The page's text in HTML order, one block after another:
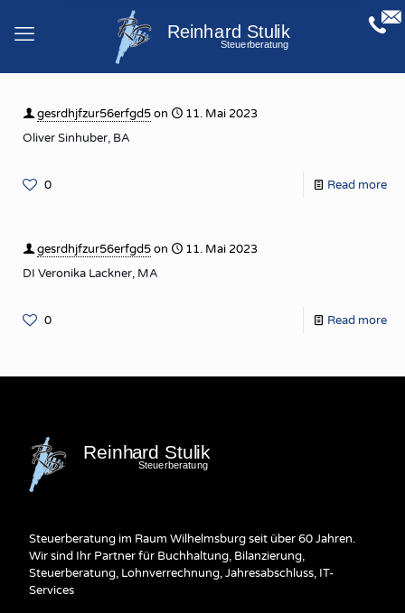
gesrdhjfzur56erfgd5on
11. Mai 2023
Oliver Sinhuber, BA
0 Read more
gesrdhjfzur56erfgd5on
11. Mai 2023
DI Veronika Lackner, MA
0 Read more
Steuerberatung im Raum Wilhelmsburg seit über 60 Jahren.
Wir sind Ihr Partner für Buchhaltung, Bilanzierung,
Steuerberatung, Lohnverrechnung, Jahresabschluss, IT-
Services